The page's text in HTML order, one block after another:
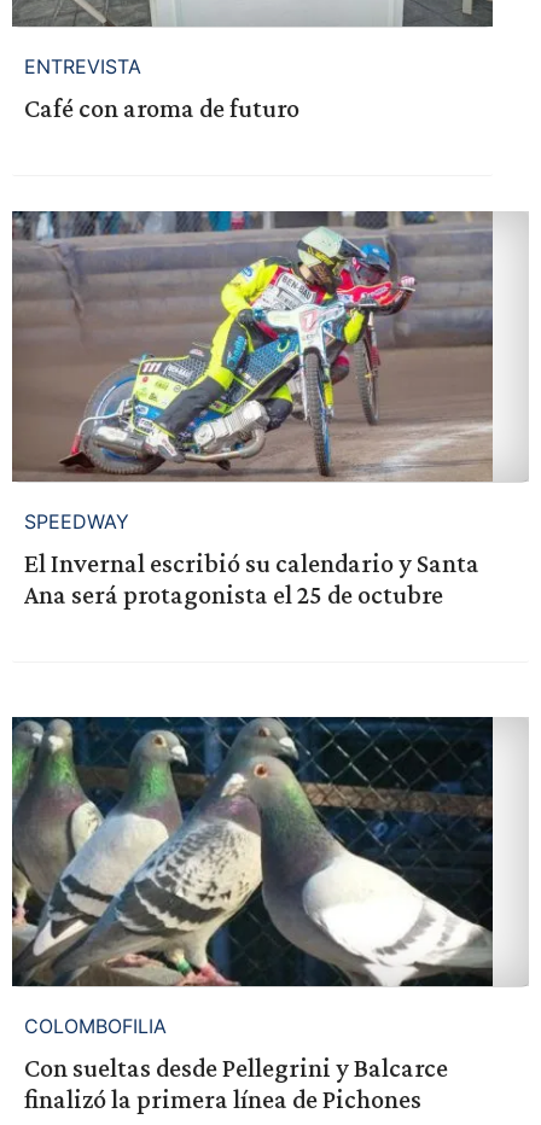
ENTREVISTA
Café con aroma de futuro
SPEEDWAY
El Invernal escribió su calendario y Santa
Ana será protagonista el 25 de octubre
COLOMBOFILIA
Con sueltas desde Pellegrini y Balcarce
finalizó la primera línea de Pichones